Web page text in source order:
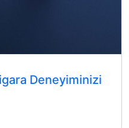
Deneyiminizi